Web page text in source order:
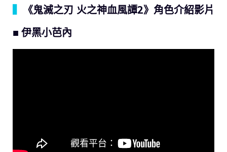
《鬼滅之刃 火之神血風譚2》角色介紹影片
■ 伊黑小芭內